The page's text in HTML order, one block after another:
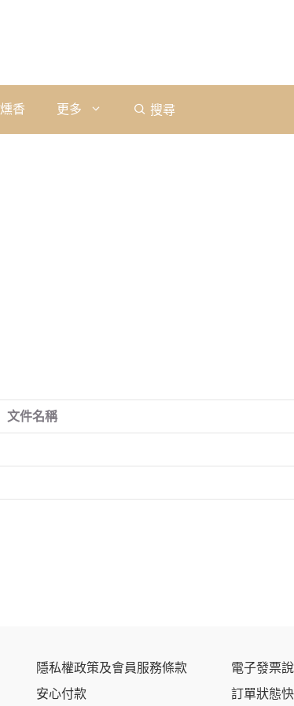
香 更多 搜尋
文件名稱
隱私權政策及會員服務條款
安心付款
電子發票
訂單狀態